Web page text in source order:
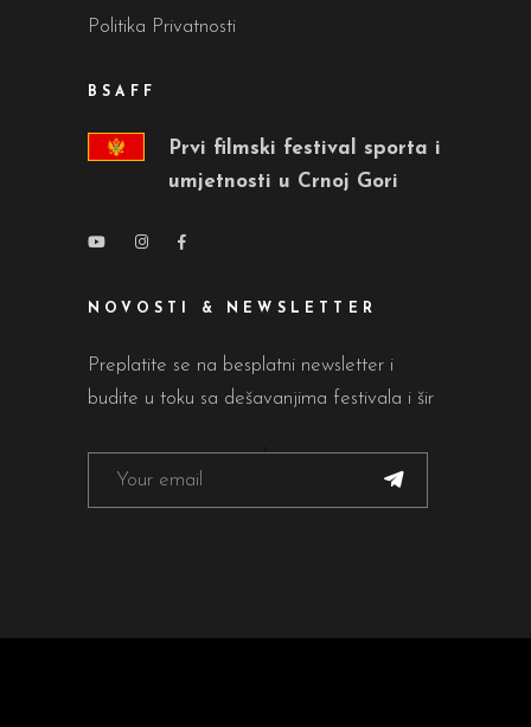
Politika Privatnosti
BSAFF
Prvi filmski festival sporta i
umjetnosti u Crnoj Gori
NOVOSTI & NEWSLETTER
Preplatite se na besplatni newsletter i
budite u toku sa dešavanjima festivala i šir